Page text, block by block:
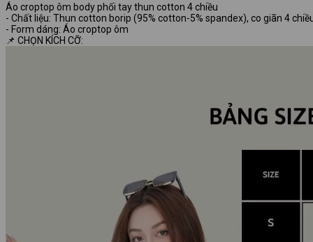
Áo croptop ôm body phối tay thun cotton 4 chiều
- Chất liệu: Thun cotton borip (95% cotton-5% spandex), co giãn 4
- Form dáng: Áo croptop ôm
📌 CHỌN KÍCH CỠ: